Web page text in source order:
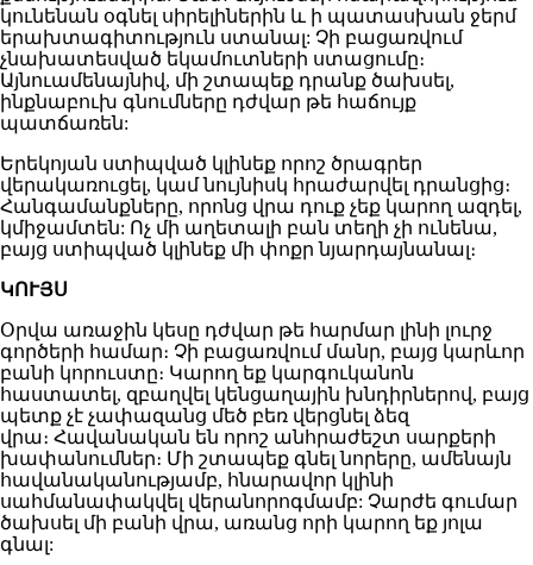
կունենան օգնել սիրելիներին և ի պատասխան ջերմ
երախտագիտություն ստանալ: Չի բացառվում
չնախատեսված եկամուտների ստացումը։
Այնուամենայնիվ, մի շտապեք դրանք ծախսել,
ինքնաբուխ գնումները դժվար թե հաճույք
պատճառեն:
Երեկոյան ստիպված կլինեք որոշ ծրագրեր
վերակառուցել, կամ նույնիսկ հրաժարվել դրանցից։
Հանգամանքները, որոնց վրա դուք չեք կարող ազդել,
կմիջամտեն: Ոչ մի աղետալի բան տեղի չի ունենա,
բայց ստիպված կլինեք մի փոքր նյարդայնանալ։
ԿՈՒՅՍ
Օրվա առաջին կեսը դժվար թե հարմար լինի լուրջ
գործերի համար։ Չի բացառվում մանր, բայց կարևոր
բանի կորուստը։ Կարող եք կարգուկանոն
հաստատել, զբաղվել կենցաղային խնդիրներով, բայց
պետք չէ չափազանց մեծ բեռ վերցնել ձեզ
վրա։ Հավանական են որոշ անհրաժեշտ սարքերի
խափանումներ։ Մի շտապեք գնել նորերը, ամենայն
հավանականությամբ, հնարավոր կլինի
սահմանափակվել վերանորոգմամբ: Չարժե գումար
ծախսել մի բանի վրա, առանց որի կարող եք յոլա
գնալ: